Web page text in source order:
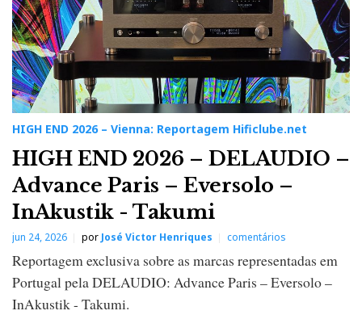
HIGH END 2026 – Vienna: Reportagem Hificlube.net
HIGH END 2026 – DELAUDIO –
Advance Paris – Eversolo –
InAkustik - Takumi
jun 24, 2026 por José Victor Henriques comentários
Reportagem exclusiva sobre as marcas representadas em
Portugal pela DELAUDIO: Advance Paris – Eversolo –
InAkustik - Takumi.